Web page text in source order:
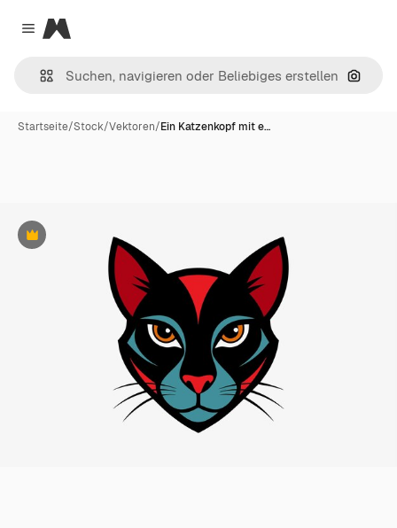
Close menu
Magnific
Nach
Startseite/Stock/Vektoren/Ein Katzenkopf mit e…
Premium